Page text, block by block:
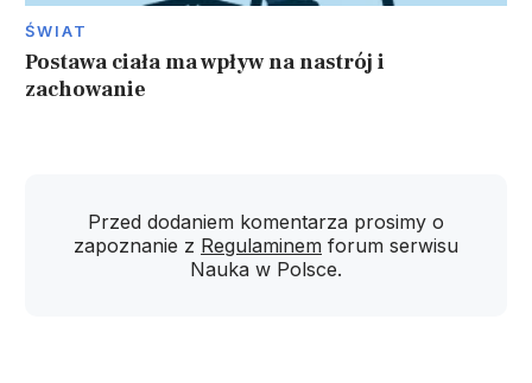
ŚWIAT
Postawa ciała ma wpływ na nastrój i
zachowanie
Przed dodaniem komentarza prosimy o
zapoznanie z Regulaminem forum serwisu
Nauka w Polsce.